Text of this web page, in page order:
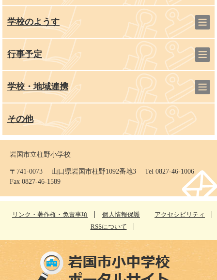
学校のようす
行事予定
学校・地域連携
その他
岩国市立柱野小学校
〒741-0073 山口県岩国市柱野1092番地3 Tel 0827-46-1006
Fax 0827-46-1589
リンク・著作権・免責事項 個人情報保護
アクセシビリティ
RSSについて